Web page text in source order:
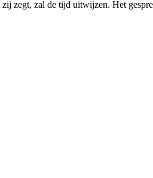
zegt, zal de tijd uitwijzen. Het